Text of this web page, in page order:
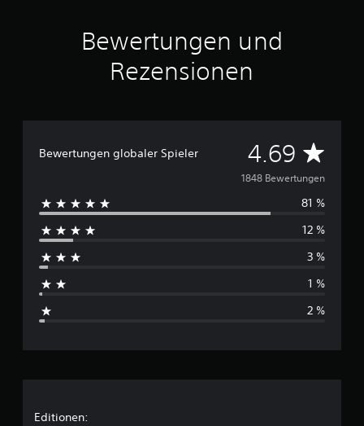
Bewertungen und
Rezensionen
Bewertungen globaler Spieler 4.69 D
u
r
c
h
1848 Bewertungen
81 %
12 %
3 %
1 %
2 %
Editionen: